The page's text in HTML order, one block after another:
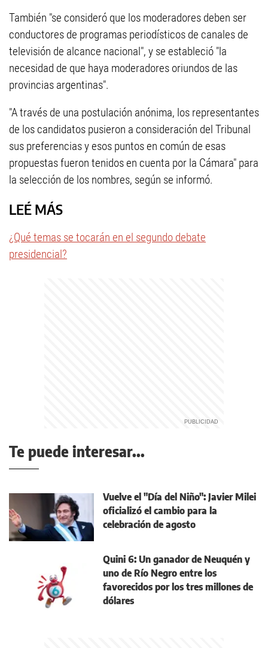
También "se consideró que los moderadores deben ser
conductores de programas periodísticos de canales de
televisión de alcance nacional", y se estableció "la
necesidad de que haya moderadores oriundos de las
provincias argentinas".
"A través de una postulación anónima, los representantes
de los candidatos pusieron a consideración del Tribunal
sus preferencias y esos puntos en común de esas
propuestas fueron tenidos en cuenta por la Cámara" para
la selección de los nombres, según se informó.
LEÉ MÁS
¿Qué temas se tocarán en el segundo debate
presidencial?
Te puede interesar...
Vuelve el "Día del Niño": Javier Milei
oficializó el cambio para la
celebración de agosto
Quini 6: Un ganador de Neuquén y
uno de Río Negro entre los
favorecidos por los tres millones de
dólares